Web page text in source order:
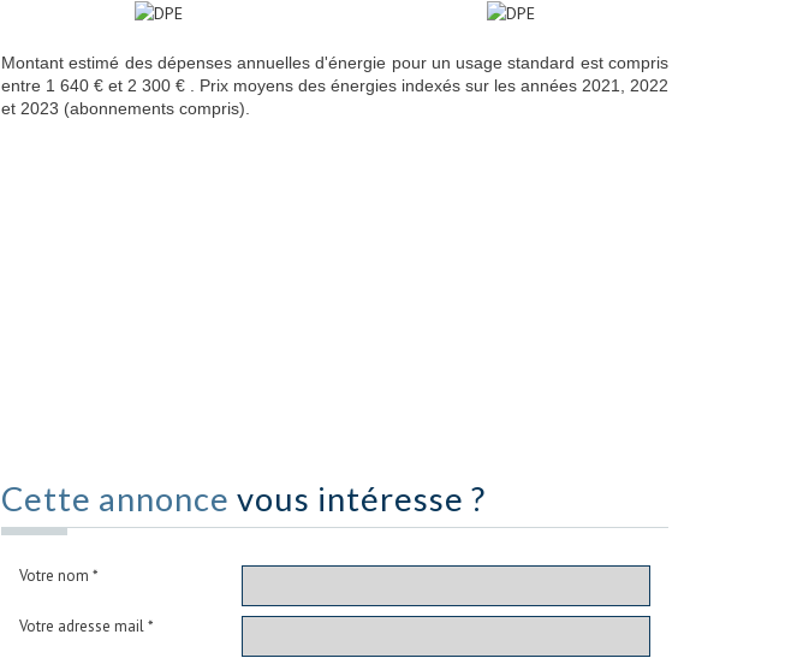
Montant estimé des dépenses annuelles d'énergie pour un usage standard est compris
entre 1 640 € et 2 300 € . Prix moyens des énergies indexés sur les années 2021, 2022
et 2023 (abonnements compris).
Cette annonce vous intéresse ?
Votre nom *
Votre adresse mail *